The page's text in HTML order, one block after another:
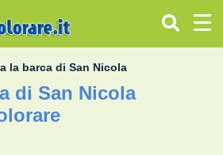
la barca di San Nicola
di San Nicola